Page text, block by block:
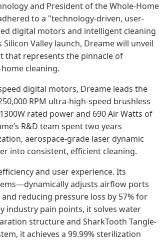
and President of the Whole-Home
to a "technology-driven, user-
digital motors and intelligent cleaning
Valley launch, Dreame will unveil
that represents the pinnacle of
cleaning.
digital motors, Dreame leads the
RPM ultra-high-speed brushless
rated power and 690 Air Watts of
R&D team spent two years
aerospace-grade laser dynamic
into consistent, efficient cleaning.
and user experience. Its
adjusts airflow ports
reducing pressure loss by 57% for
industry pain points, it solves water
structure and SharkTooth Tangle-
it achieves a 99.99% sterilization